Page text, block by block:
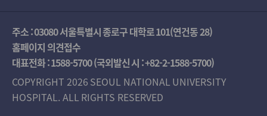
주소 : 03080 서울특별시 종로구 대학로 101(연건동 28)
홈페이지 의견접수
대표전화 :1588-5700(국외발신 시 :+82-2-1588-5700)
COPYRIGHT 2026 SEOUL NATIONAL UNIVERSITY
HOSPITAL. ALL RIGHTS RESERVED